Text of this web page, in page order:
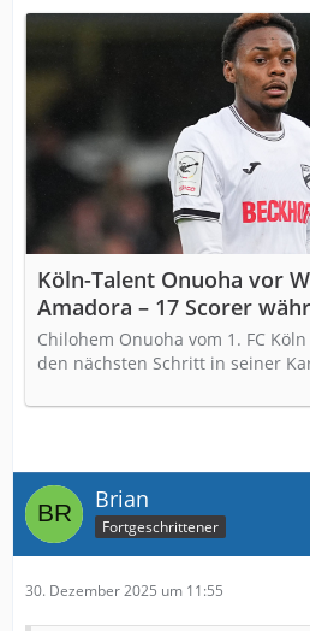
Köln-Talent Onuoha vor
Amadora – 17 Scorer
Chilohem Onuoha vom 1. FC
den nächsten Schritt in seiner
Brian
Fortgeschrittener
30. Dezember 2025 um 11:55